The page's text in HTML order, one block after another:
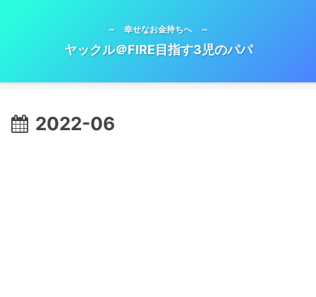
～ 幸せなお金持ちへ ～
ヤックル＠FIRE目指す3児のパパ
2022-06